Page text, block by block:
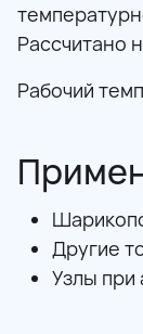
Рассчитано
Рабочий
Другие
Узлы